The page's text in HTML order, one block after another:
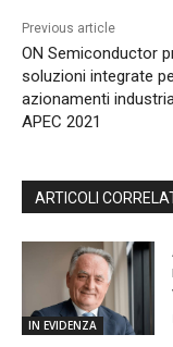
Previous article
ON Semiconductor
soluzioni integrate
azionamenti
APEC 2021
ARTICOLI
IN EVIDENZA